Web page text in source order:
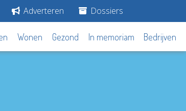
Adverteren Dossiers
Wonen Gezond In memoriam Bedrijven